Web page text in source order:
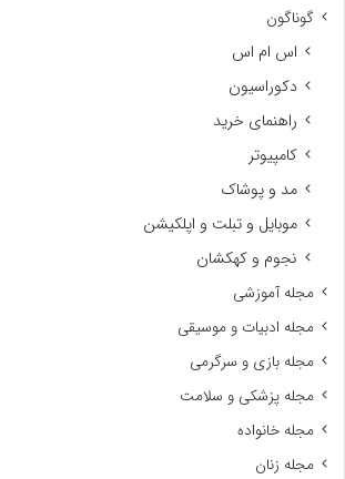
گوناگون
اس ام اس
دکوراسیون
راهنمای خرید
کامپیوتر
مد و پوشاک
موبایل و تبلت و اپلکیشن
نجوم و کهکشان
مجله آموزشی
مجله ادبیات و موسیقی
مجله بازی و سرگرمی
مجله پزشکی و سلامت
مجله خانواده
مجله زنان